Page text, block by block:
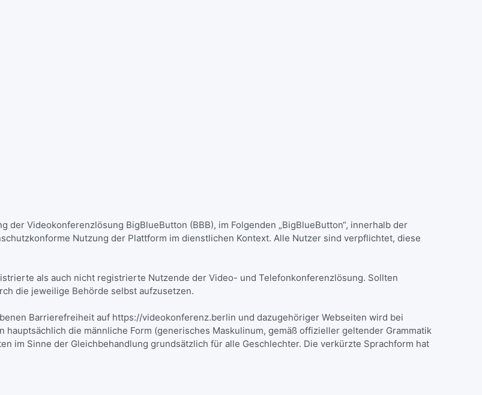
Videokonferenzlösung BigBlueButton (BBB), im Folgenden „BigBlueButton“, innerhalb der
Nutzung der Plattform im dienstlichen Kontext. Alle Nutzer sind verpflichtet, diese
als auch nicht registrierte Nutzende der Video- und Telefonkonferenzlösung. Sollten
die jeweilige Behörde selbst aufzusetzen.
Barrierefreiheit auf https://videokonferenz.berlin und dazugehöriger Webseiten wird bei
die männliche Form (generisches Maskulinum, gemäß offizieller geltender Grammatik
im Sinne der Gleichbehandlung grundsätzlich für alle Geschlechter. Die verkürzte Sprachform hat